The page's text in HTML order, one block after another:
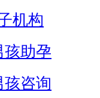
机构
孩助孕
孩咨询